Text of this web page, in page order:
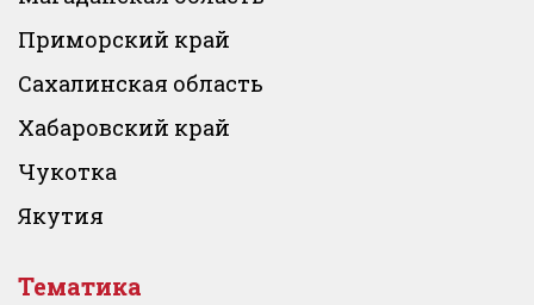
Приморский край
Сахалинская область
Хабаровский край
Чукотка
Якутия
Тематика